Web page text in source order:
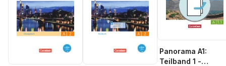
Panorama A1:
Teilband 1 -